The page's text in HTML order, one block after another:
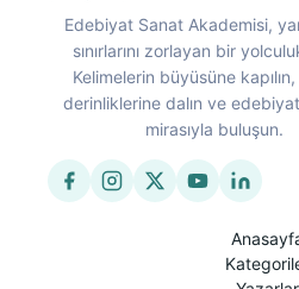
Edebiyat Sanat Akademisi,
sınırlarını zorlayan bir
Kelimelerin büyüsüne kapılın,
derinliklerine dalın ve
mirasıyla buluşun.